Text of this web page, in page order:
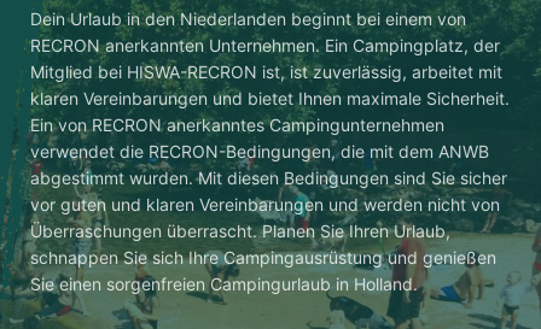
Dein Urlaub in den Niederlanden beginnt bei einem von
RECRON anerkannten Unternehmen. Ein Campingplatz, der
Mitglied bei HISWA-RECRON ist, ist zuverlässig, arbeitet mit
klaren Vereinbarungen und bietet Ihnen maximale Sicherheit.
Ein von RECRON anerkanntes Campingunternehmen
verwendet die RECRON-Bedingungen, die mit dem ANWB
abgestimmt wurden. Mit diesen Bedingungen sind Sie sicher
vor guten und klaren Vereinbarungen und werden nicht von
Überraschungen überrascht. Planen Sie Ihren Urlaub,
schnappen Sie sich Ihre Campingausrüstung und genießen
Sie einen sorgenfreien Campingurlaub in Holland.